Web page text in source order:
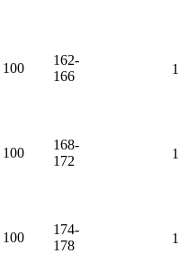
100
162-
166
100
168-
172
100
174-
178